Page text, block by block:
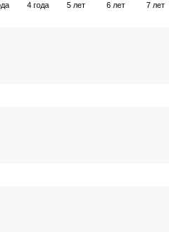
4 года 5 лет 6 лет 7 лет